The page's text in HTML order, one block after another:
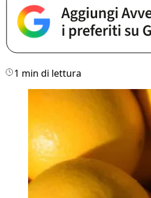
1 min di lettura